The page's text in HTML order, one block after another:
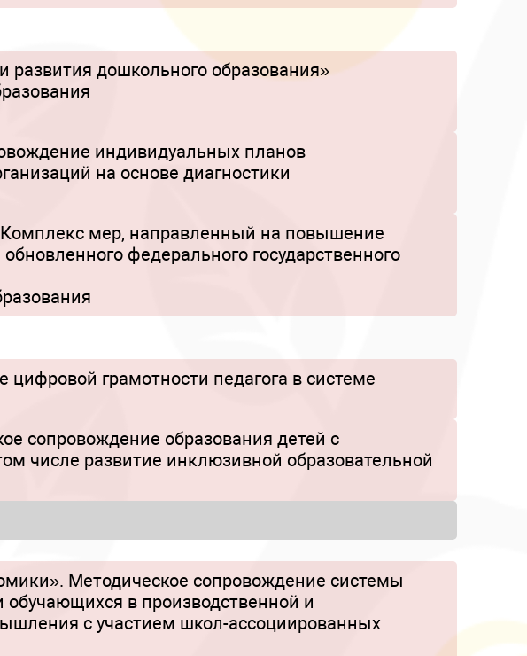
дошкольного образования»
индивидуальных планов
на основе диагностики
мер, направленный на повышение
федерального государственного
грамотности педагога в системе
сопровождение образования детей с
числе развитие инклюзивной образовательной
Методическое сопровождение системы
в производственной и
с участием школ-ассоциированных